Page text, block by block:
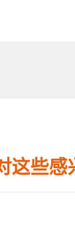
这些感